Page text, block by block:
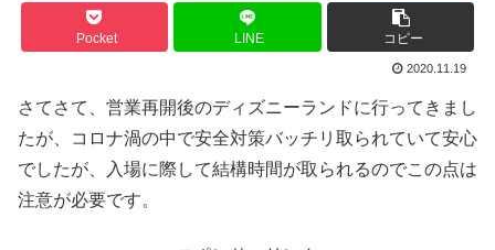
Pocket LINE コピー
2020.11.19
さてさて、営業再開後のディズニーランドに行ってきまし
たが、コロナ渦の中で安全対策バッチリ取られていて安心
でしたが、入場に際して結構時間が取られるのでこの点は
注意が必要です。